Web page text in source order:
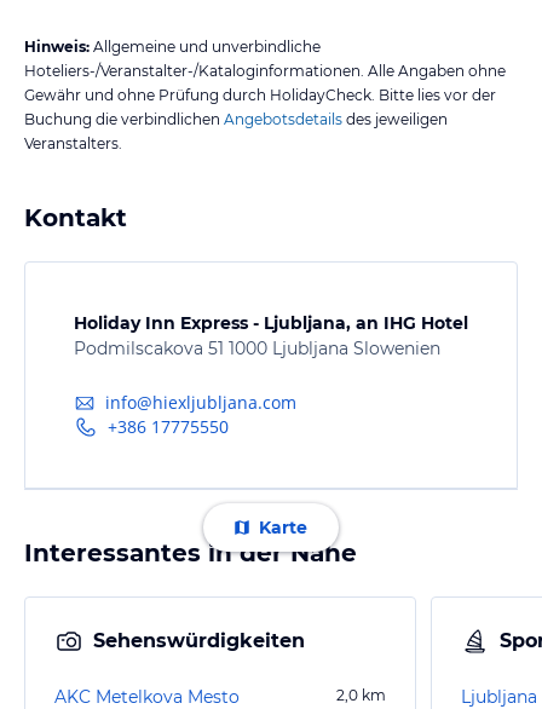
Hinweis: Allgemeine und unverbindliche
Hoteliers-/Veranstalter-/Kataloginformationen. Alle Angaben ohne
Gewähr und ohne Prüfung durch HolidayCheck. Bitte lies vor der
Buchung die verbindlichen Angebotsdetails des jeweiligen
Veranstalters.
Kontakt
Holiday Inn Express - Ljubljana, an IHG Hotel
Podmilscakova 51 1000 Ljubljana Slowenien
info@hiexljubljana.com
+386 17775550
Karte
Interessantes in der Nähe
Sehenswürdigkeiten
AKC Metelkova Mesto 2,0 km